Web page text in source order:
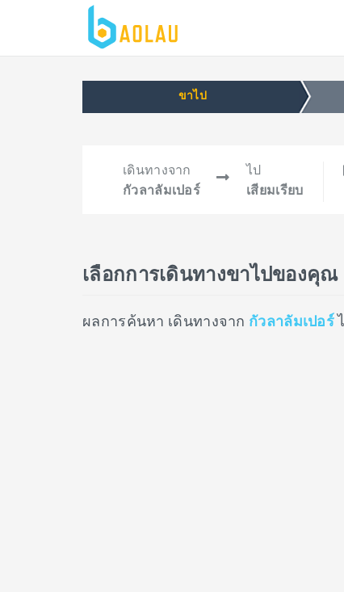
ขาไป
เดินทางจาก
กัวลาลัมเปอร์
ไป
เสียมเรียบ
เลือกการเดินทางขาไปของคุณ
ผลการค้นหา เดินทางจาก กัวลาลัมเปอร์